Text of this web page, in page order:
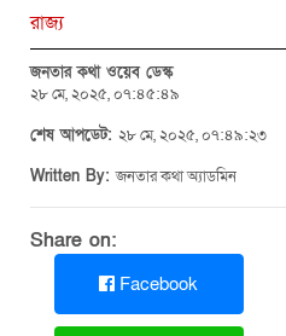
রাজ্য
জনতার কথা ওয়েব ডেস্ক
২৮ মে, ২০২৫, ০৭:৪৫:৪৯
শেষ আপডেট: ২৮ মে, ২০২৫, ০৭:৪৯:২৩
Written By:জনতার কথা অ্যাডমিন
Share on:
Facebook